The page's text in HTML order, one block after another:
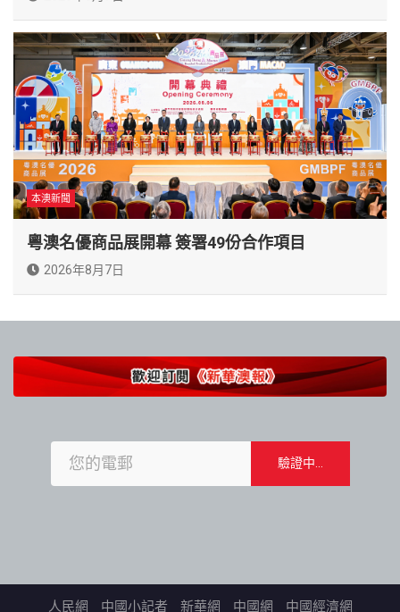
本澳新聞
粵澳名優商品展開幕 簽署49份合作項目
2026年8月7日
人民網 中國小記者 新華網 中國網 中國經濟網